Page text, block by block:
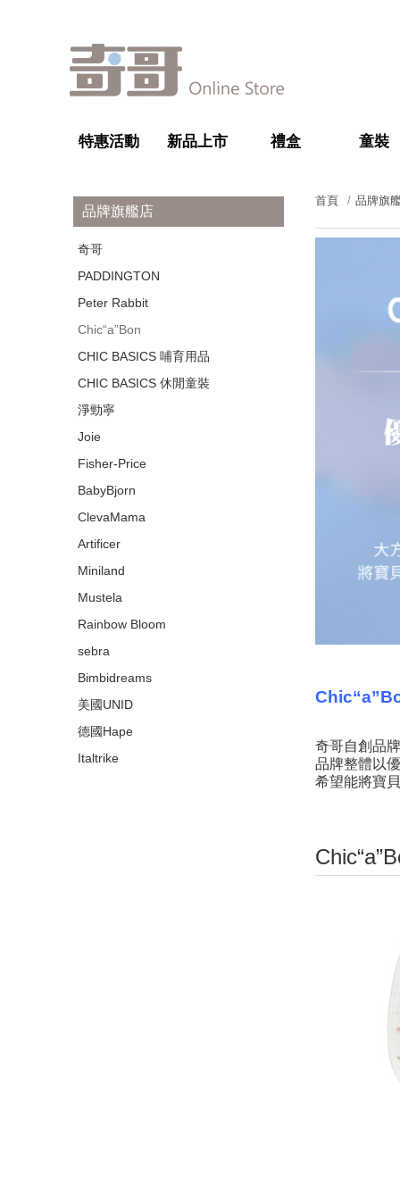
特惠活動 新品上市 禮盒 童裝
品牌旗艦店
奇哥
PADDINGTON
Peter Rabbit
Chic“a”Bon
CHIC BASICS 哺育用品
CHIC BASICS 休閒童裝
淨勁寧
Joie
Fisher-Price
BabyBjorn
ClevaMama
Artificer
Miniland
Mustela
Rainbow Bloom
sebra
Bimbidreams
美國UNID
德國Hape
Italtrike
首頁 品牌旗
奇哥自創品
品牌整體以
希望能將寶